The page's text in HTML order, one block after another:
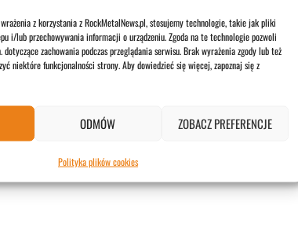
z korzystania z RockMetalNews.pl, stosujemy technologie, takie jak pliki
i/lub przechowywania informacji o urządzeniu. Zgoda na te technologie pozwoli
dotyczące zachowania podczas przeglądania serwisu. Brak wyrażenia zgody lub też
niektóre funkcjonalności strony. Aby dowiedzieć się więcej, zapoznaj się z
ODMÓW ZOBACZ PREFERENCJE
Polityka plików cookies
rewolucja francuska
2 lipca